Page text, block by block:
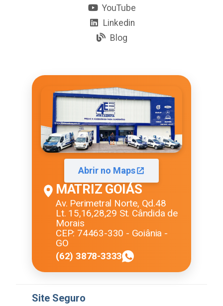
YouTube
Linkedin
Blog
Abrir no Maps
MATRIZ GOIÁS
Av. Perimetral Norte, Qd.48
Lt. 15,16,28,29 St. Cândida de
Morais
CEP: 74463-330 - Goiânia -
GO
(62) 3878-3333
Site Seguro